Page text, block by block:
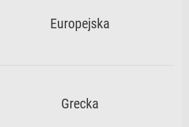
Europejska
Grecka